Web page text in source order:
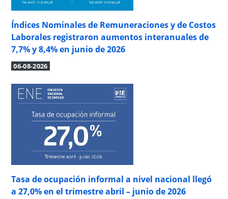
Índices Nominales de Remuneraciones y de Costos
Laborales registraron aumentos interanuales de
7,7% y 8,4% en junio de 2026
06-08-2026
Tasa de ocupación informal a nivel nacional llegó
a 27,0% en el trimestre abril – junio de 2026